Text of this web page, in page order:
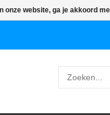
onze website, ga je akkoord